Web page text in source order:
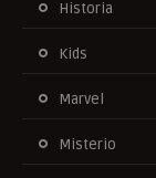
Historia
Kids
Marvel
Misterio